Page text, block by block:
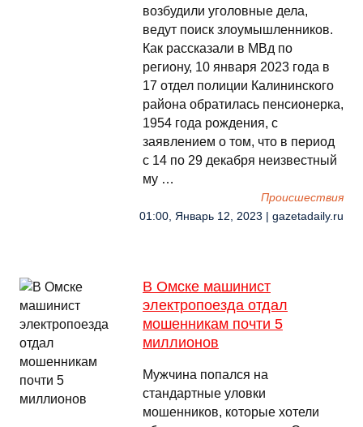
возбудили уголовные дела,
ведут поиск злоумышленников.
Как рассказали в МВд по
региону, 10 января 2023 года в
17 отдел полиции Калининского
района обратилась пенсионерка,
1954 года рождения, с
заявлением о том, что в период
с 14 по 29 декабря неизвестный
му …
Происшествия
01:00, Январь 12, 2023 | gazetadaily.ru
В Омске машинист
электропоезда отдал
мошенникам почти 5
миллионов
Мужчина попался на
стандартные уловки
мошенников, которые хотели